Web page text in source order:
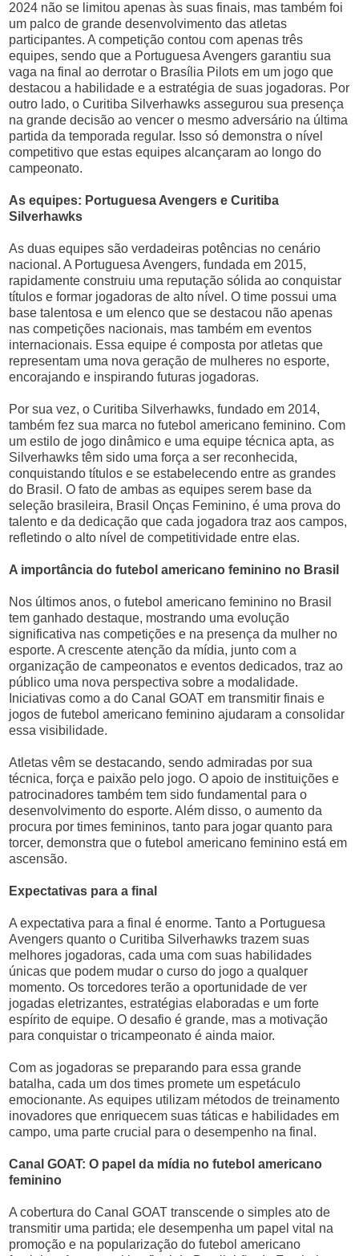
2024 não se limitou apenas às suas finais, mas também foi
um palco de grande desenvolvimento das atletas
participantes. A competição contou com apenas três
equipes, sendo que a Portuguesa Avengers garantiu sua
vaga na final ao derrotar o Brasília Pilots em um jogo que
destacou a habilidade e a estratégia de suas jogadoras. Por
outro lado, o Curitiba Silverhawks assegurou sua presença
na grande decisão ao vencer o mesmo adversário na última
partida da temporada regular. Isso só demonstra o nível
competitivo que estas equipes alcançaram ao longo do
campeonato.
As equipes: Portuguesa Avengers e Curitiba
Silverhawks
As duas equipes são verdadeiras potências no cenário
nacional. A Portuguesa Avengers, fundada em 2015,
rapidamente construiu uma reputação sólida ao conquistar
títulos e formar jogadoras de alto nível. O time possui uma
base talentosa e um elenco que se destacou não apenas
nas competições nacionais, mas também em eventos
internacionais. Essa equipe é composta por atletas que
representam uma nova geração de mulheres no esporte,
encorajando e inspirando futuras jogadoras.
Por sua vez, o Curitiba Silverhawks, fundado em 2014,
também fez sua marca no futebol americano feminino. Com
um estilo de jogo dinâmico e uma equipe técnica apta, as
Silverhawks têm sido uma força a ser reconhecida,
conquistando títulos e se estabelecendo entre as grandes
do Brasil. O fato de ambas as equipes serem base da
seleção brasileira, Brasil Onças Feminino, é uma prova do
talento e da dedicação que cada jogadora traz aos campos,
refletindo o alto nível de competitividade entre elas.
A importância do futebol americano feminino no Brasil
Nos últimos anos, o futebol americano feminino no Brasil
tem ganhado destaque, mostrando uma evolução
significativa nas competições e na presença da mulher no
esporte. A crescente atenção da mídia, junto com a
organização de campeonatos e eventos dedicados, traz ao
público uma nova perspectiva sobre a modalidade.
Iniciativas como a do Canal GOAT em transmitir finais e
jogos de futebol americano feminino ajudaram a consolidar
essa visibilidade.
Atletas vêm se destacando, sendo admiradas por sua
técnica, força e paixão pelo jogo. O apoio de instituições e
patrocinadores também tem sido fundamental para o
desenvolvimento do esporte. Além disso, o aumento da
procura por times femininos, tanto para jogar quanto para
torcer, demonstra que o futebol americano feminino está em
ascensão.
Expectativas para a final
A expectativa para a final é enorme. Tanto a Portuguesa
Avengers quanto o Curitiba Silverhawks trazem suas
melhores jogadoras, cada uma com suas habilidades
únicas que podem mudar o curso do jogo a qualquer
momento. Os torcedores terão a oportunidade de ver
jogadas eletrizantes, estratégias elaboradas e um forte
espírito de equipe. O desafio é grande, mas a motivação
para conquistar o tricampeonato é ainda maior.
Com as jogadoras se preparando para essa grande
batalha, cada um dos times promete um espetáculo
emocionante. As equipes utilizam métodos de treinamento
inovadores que enriquecem suas táticas e habilidades em
campo, uma parte crucial para o desempenho na final.
Canal GOAT: O papel da mídia no futebol americano
feminino
A cobertura do Canal GOAT transcende o simples ato de
transmitir uma partida; ele desempenha um papel vital na
promoção e na popularização do futebol americano